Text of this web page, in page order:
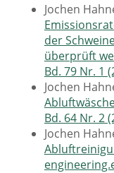
Jochen
der
überprüft
Bd. 79 Nr. 1
Jochen
Bd. 64 Nr. 2
Jochen